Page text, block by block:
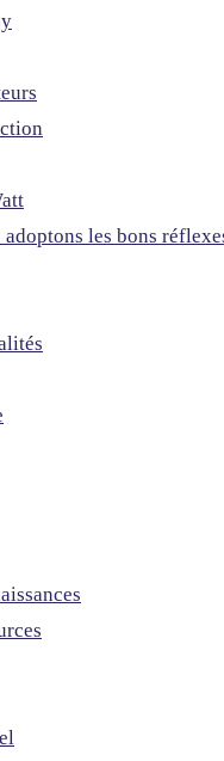
adoptons les bons